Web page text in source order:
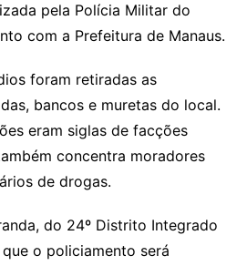
pela Polícia Militar do
com a Prefeitura de Manaus.
foram retiradas as
bancos e muretas do local.
eram siglas de facções
concentra moradores
de drogas.
do 24º Distrito Integrado
o policiamento será